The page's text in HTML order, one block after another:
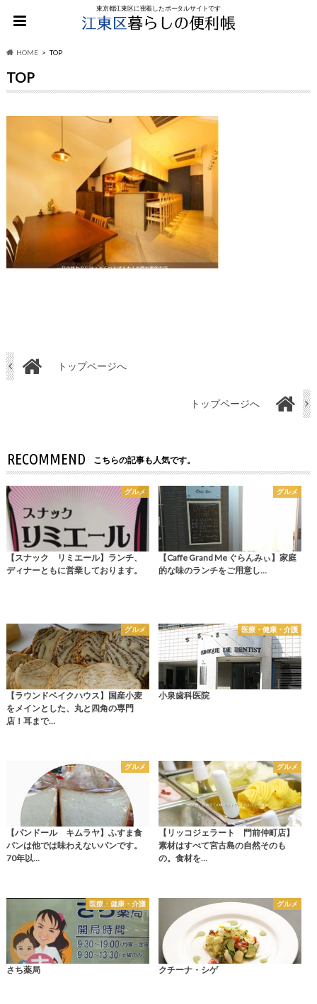
東京都江東区に密着したポータルサイトです
HOME TOP
TOP
トップページへ
トップページへ
RECOMMEND こちらの記事も人気です。
グルメ
【スナック リミエール】ランチ、
ディナーともに営業しております。
グルメ
【Caffe Grand Me ぐらんみぃ】家庭
的な味のランチをご用意し…
グルメ
【ラウンドベイクハウス】国産小麦
をメインとした、丸と四角の専門
店！耳まで…
医療・健康・介護
小泉歯科医院
グルメ
【パンドール キムラヤ】ふすま食
パンは他では味わえないパンです。
70年以…
グルメ
【リッコジェラート 門前仲町店】
素材はすべて宮古島の自然そのも
の。食材を…
医療・健康・介護
さち薬局
グルメ
クチーナ・シゲ